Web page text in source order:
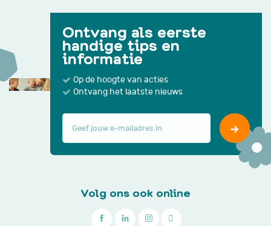
Ontvang als eerste
handige tips en
informatie
Op de hoogte van acties
Ontvang het laatste nieuws
Volg ons ook online
